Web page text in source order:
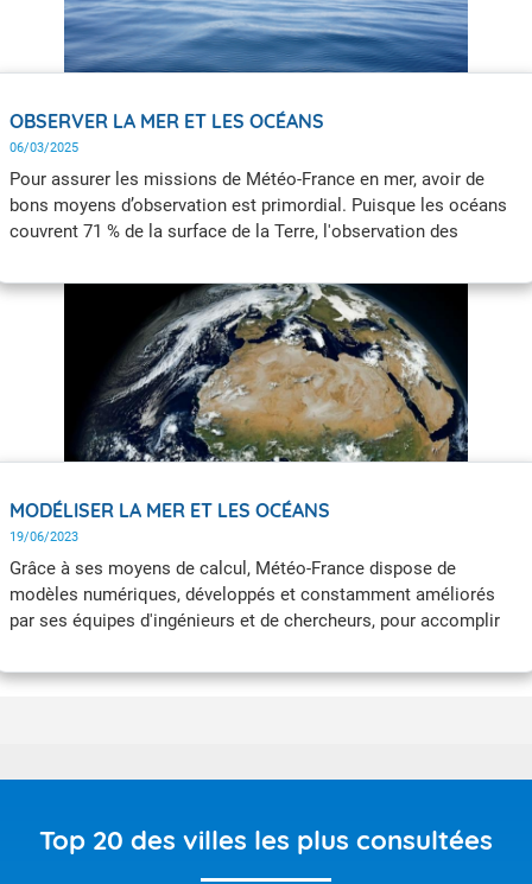
OBSERVER LA MER ET LES OCÉANS
06/03/2025
Pour assurer les missions de Météo-France en mer, avoir de
bons moyens d’observation est primordial. Puisque les océans
couvrent 71 % de la surface de la Terre, l'observation des
d'un réseau d'observation de la mer dense et complet est un
préalable indispensable à la prévision du temps et à l'étude du
MODÉLISER LA MER ET LES OCÉANS
19/06/2023
Grâce à ses moyens de calcul, Météo-France dispose de
modèles numériques, développés et constamment améliorés
par ses équipes d'ingénieurs et de chercheurs, pour accomplir
Top 20 des villes les plus consultées